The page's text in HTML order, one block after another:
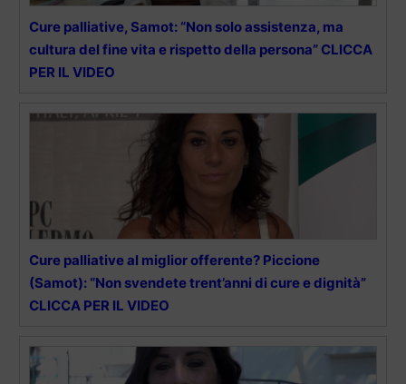
Cure palliative, Samot: “Non solo assistenza, ma
cultura del fine vita e rispetto della persona” CLICCA
PER IL VIDEO
Cure palliative al miglior offerente? Piccione
(Samot): “Non svendete trent’anni di cure e dignità”
CLICCA PER IL VIDEO